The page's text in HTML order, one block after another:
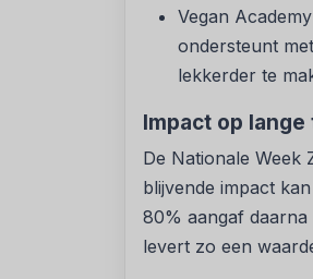
Vegan
ondersteunt
lekkerder te
Impact op lange
De Nationale Week
blijvende impact
80% aangaf
levert zo een